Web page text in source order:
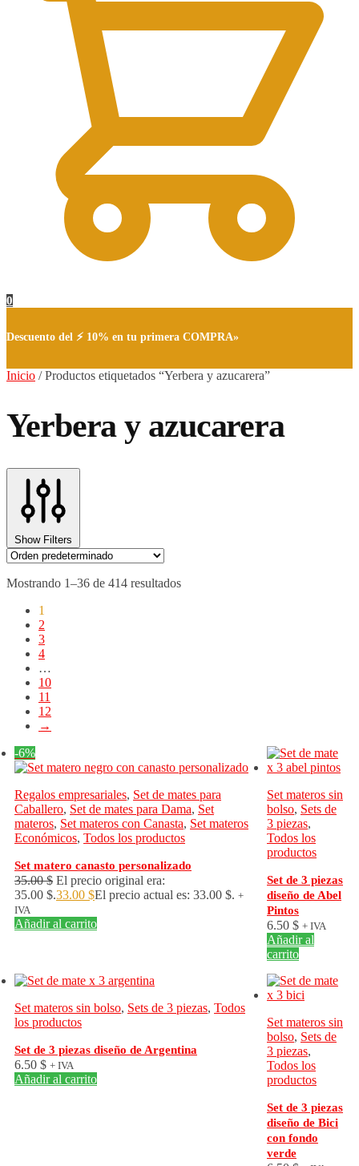
0
Descuento del ⚡ 10% en tu primera COMPRA»
Inicio /Productos etiquetados “Yerbera y azucarera”
Yerbera y azucarera
Show Filters
Mostrando 1–36 de 414 resultados
1
2
3
4
…
10
11
12
→
-6%
Regalos empresariales, Set de mates para
Caballero, Set de mates para Dama, Set
materos, Set materos con Canasta, Set materos
Económicos, Todos los productos
Set matero canasto personalizado
35.00$ El precio original era:
35.00 $.33.00 $El precio actual es: 33.00 $. +
IVA
Añadir al carrito
Set materos sin
bolso, Sets de
3 piezas,
Todos los
productos
Set de 3 piezas
diseño de Abel
Pintos
6.50 $ + IVA
Añadir al
carrito
Set materos sin bolso, Sets de 3 piezas, Todos
los productos
Set de 3 piezas diseño de Argentina
6.50 $ + IVA
Añadir al carrito
Set materos sin
bolso, Sets de
3 piezas,
Todos los
productos
Set de 3 piezas
diseño de Bici
con fondo
verde